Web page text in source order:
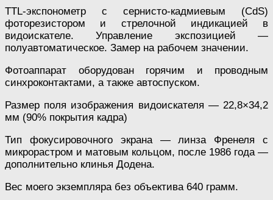
TTL-экспонометр с сернисто-кадмиевым (CdS)
фоторезистором и стрелочной индикацией в
видоискателе. Управление экспозицией —
полуавтоматическое. Замер на рабочем значении.
Фотоаппарат оборудован горячим и проводным
синхроконтактами, а также автоспуском.
Размер поля изображения видоискателя — 22,8×34,2
мм (90% покрытия кадра)
Тип фокусировочного экрана — линза Френеля с
микрорастром и матовым кольцом, после 1986 года —
дополнительно клинья Додена.
Вес моего экземпляра без объектива 640 грамм.